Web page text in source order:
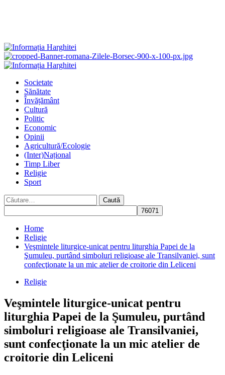
Primary
Societate
Sănătate
Învățământ
Cultură
Politic
Economic
Opinii
Agricultură/Ecologie
(Inter)Național
Timp Liber
Religie
Sport
Caută
după:
Home
Religie
Veşmintele liturgice-unicat pentru liturghia Papei de la
Şumuleu, purtând simboluri religioase ale Transilvaniei, sunt
confecţionate la un mic atelier de croitorie din Leliceni
Religie
Veşmintele liturgice-unicat pentru
liturghia Papei de la Şumuleu, purtând
simboluri religioase ale Transilvaniei,
sunt confecţionate la un mic atelier de
croitorie din Leliceni